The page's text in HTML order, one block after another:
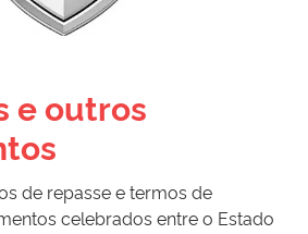
e outros
de repasse e termos de
celebrados entre o Estado